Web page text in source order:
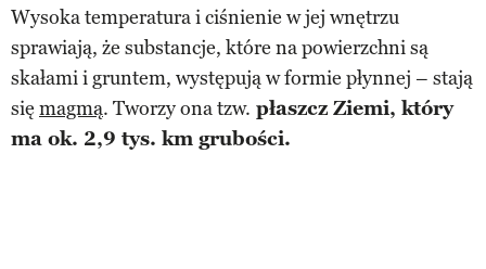
Wysoka temperatura i ciśnienie w jej wnętrzu
sprawiają, że substancje, które na powierzchni są
skałami i gruntem, występują w formie płynnej – stają
się magmą. Tworzy ona tzw. płaszcz Ziemi, który
ma ok. 2,9 tys. km grubości.